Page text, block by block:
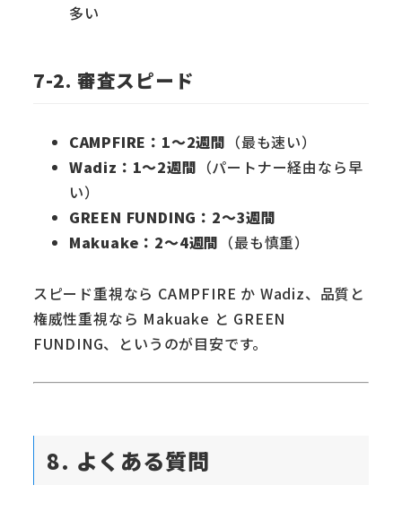
多い
7-2. 審査スピード
CAMPFIRE：1〜2週間 （最も速い）
Wadiz：1〜2週間 （パートナー経由なら早
い）
GREEN FUNDING：2〜3週間
Makuake：2〜4週間 （最も慎重）
スピード重視なら CAMPFIRE か Wadiz、品質と
権威性重視なら Makuake と GREEN
FUNDING、というのが目安です。
8. よくある質問